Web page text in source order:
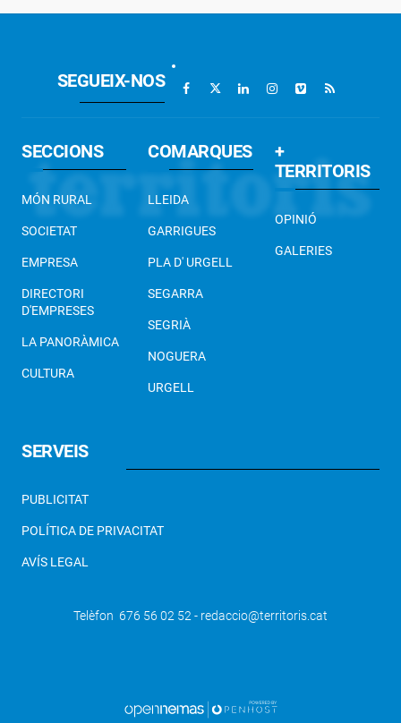
SEGUEIX-NOS
SECCIONS
MÓN RURAL
SOCIETAT
EMPRESA
DIRECTORI
D'EMPRESES
LA PANORÀMICA
CULTURA
COMARQUES
LLEIDA
GARRIGUES
PLA D' URGELL
SEGARRA
SEGRIÀ
NOGUERA
URGELL
+
TERRITORIS
OPINIÓ
GALERIES
SERVEIS
PUBLICITAT
POLÍTICA DE PRIVACITAT
AVÍS LEGAL
Telèfon 676 56 02 52 - redaccio@territoris.cat